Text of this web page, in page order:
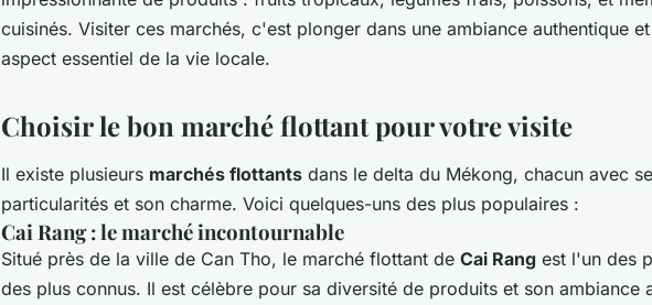
cuisinés. Visiter ces marchés, c'est plonger dans une ambiance authentique
aspect essentiel de la vie locale.
Choisir le bon marché flottant pour votre visite
Il existe plusieurs marchés flottants dans le delta du Mékong, chacun avec
particularités et son charme. Voici quelques-uns des plus populaires :
Cai Rang : le marché incontournable
Situé près de la ville de Can Tho, le marché flottant de Cai Rang est l'un des
des plus connus. Il est célèbre pour sa diversité de produits et son ambiance